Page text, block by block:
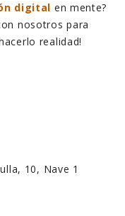
digital en mente?
nosotros para
realidad!
10, Nave 1